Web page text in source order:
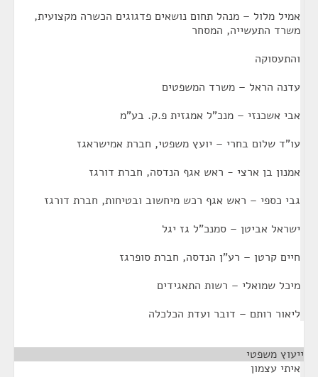
אמיל מלול – מנהל תחום נושאים פדגוגים הכשרה מקצועית,
משרד התעשייה, המסחר
והתעסוקה
עדנה הראל – משרד המשפטים
אבי אשכנזי – מנכ"ל אמגזית פ.ק. בע"מ
עו"ד שלום בחרי – יועץ משפטי, חברת אמישראגז
אמנון בן ארצי - ראש אגף הנדסה, חברת דורגז
גבי כספי – ראש אגף רכש מיחשוב ובטיחות, חברת דורגז
ישראל אביטן – סמנכ"ל גז יגל
חיים קרטן – רע"ן הנדסה, חברת סופרגז
מיכל שמואלי – רשות התאגידים
ליאור רותם – דובר ועדת הכלכלה
ייעוץ משפטי
איתי עצמון